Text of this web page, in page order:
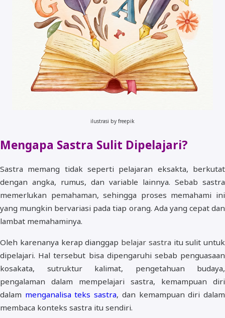
ilustrasi by freepik
Mengapa Sastra Sulit Dipelajari?
Sastra memang tidak seperti pelajaran eksakta, berkutat
dengan angka, rumus, dan variable lainnya. Sebab sastra
memerlukan pemahaman, sehingga proses memahami ini
yang mungkin bervariasi pada tiap orang. Ada yang cepat dan
lambat memahaminya.
Oleh karenanya kerap dianggap belajar sastra itu sulit untuk
dipelajari. Hal tersebut bisa dipengaruhi sebab penguasaan
kosakata, sutruktur kalimat, pengetahuan budaya,
pengalaman dalam mempelajari sastra, kemampuan diri
dalam menganalisa teks sastra, dan kemampuan diri dalam
membaca konteks sastra itu sendiri.